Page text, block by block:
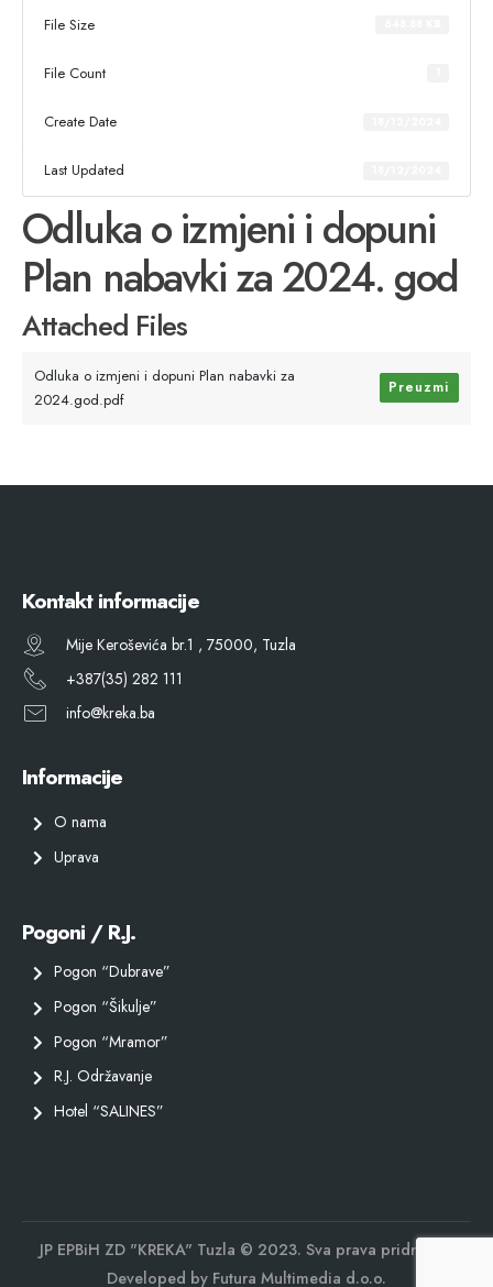
File Size
File Count
Create Date
Last Updated
Odluka o izmjeni i dopuni
Plan nabavki za 2024. god
Attached Files
Odluka o izmjeni i dopuni Plan nabavki za
2024.god.pdf
Preuzmi
Kontakt informacije
Mije Keroševića br.1 , 75000, Tuzla
+387(35) 282 111
info@kreka.ba
Informacije
O nama
Uprava
Pogoni / R.J.
Pogon “Dubrave”
Pogon “Šikulje”
Pogon “Mramor”
R.J. Održavanje
Hotel “SALINES”
JP EPBiH ZD "KREKA" Tuzla © 2023. Sva prava pridržana.
Developed by Futura Multimedia d.o.o.